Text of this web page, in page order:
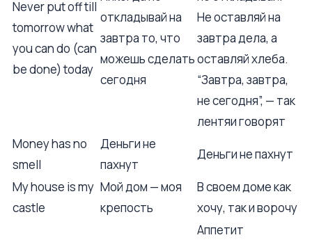
Never put off till
tomorrow what
you can do (can
be done) today
откладывай на
завтра то, что
можешь сделать
сегодня
Не оставляй на
завтра дела, а
оставляй хлеба.
“Завтра, завтра,
не сегодня”, — так
лентяи говорят
Money has no
smell
Деньги не
пахнут
Деньги не пахнут
My house is my
castle
Мой дом — моя
крепость
В своем доме как
хочу, так и ворочу
Аппетит